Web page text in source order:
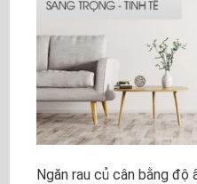
Ngăn rau củ cân bằng